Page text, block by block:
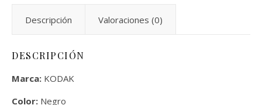
Descripción Valoraciones (0)
DESCRIPCIÓN
Marca: KODAK
Color: Negro